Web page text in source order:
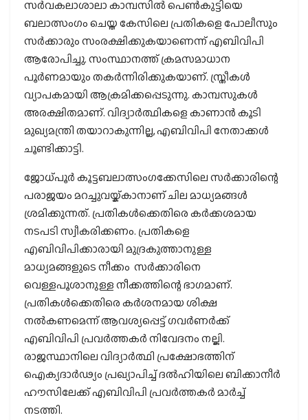
സര്‍വകലാശാലാ കാമ്പസില്‍ പെണ്‍കുട്ടിയെ
ബലാത്സംഗം ചെയ്ത കേസിലെ പ്രതികളെ പോലീസും
സര്‍ക്കാരും സംരക്ഷിക്കുകയാണെന്ന് എബിവിപി
ആരോപിച്ചു. സംസ്ഥാനത്ത് ക്രമസമാധാന
പൂര്‍ണമായും തകര്‍ന്നിരിക്കുകയാണ്. സ്ത്രീകള്‍
വ്യാപകമായി ആക്രമിക്കപ്പെടുന്നു. കാമ്പസുകള്‍
അരക്ഷിതമാണ്. വിദ്യാര്‍ത്ഥികളെ കാണാന്‍ കൂടി
മുഖ്യമന്ത്രി തയാറാകുന്നില്ല, എബിവിപി നേതാക്കള്‍
ചൂണ്ടിക്കാട്ടി.
ജോധ്പൂര്‍ കൂട്ടബലാത്സംഗക്കേസിലെ സര്‍ക്കാരിന്റെ
പരാജയം മറച്ചുവയ്ക്കാനാണ് ചില മാധ്യമങ്ങള്‍
ശ്രമിക്കുന്നത്. പ്രതികള്‍ക്കെതിരെ കര്‍ക്കശമായ
നടപടി സ്വീകരിക്കണം. പ്രതികളെ
എബിവിപിക്കാരായി മുദ്രകുത്താനുള്ള
മാധ്യമങ്ങളുടെ നീക്കം സര്‍ക്കാരിനെ
വെള്ളപൂശാനുള്ള നീക്കത്തിന്റെ ഭാഗമാണ്.
പ്രതികള്‍ക്കെതിരെ കര്‍ശനമായ ശിക്ഷ
നല്‍കണമെന്ന് ആവശ്യപ്പെട്ട് ഗവര്‍ണര്‍ക്ക്
എബിവിപി പ്രവര്‍ത്തകര്‍ നിവേദനം നല്കി.
രാജസ്ഥാനിലെ വിദ്യാര്‍ത്ഥി പ്രക്ഷോഭത്തിന്
ഐക്യദാര്‍ഢ്യം പ്രഖ്യാപിച്ച് ദല്‍ഹിയിലെ ബിക്കാനീര്‍
ഹൗസിലേക്ക് എബിവിപി പ്രവര്‍ത്തകര്‍ മാര്‍ച്ച്
നടത്തി.